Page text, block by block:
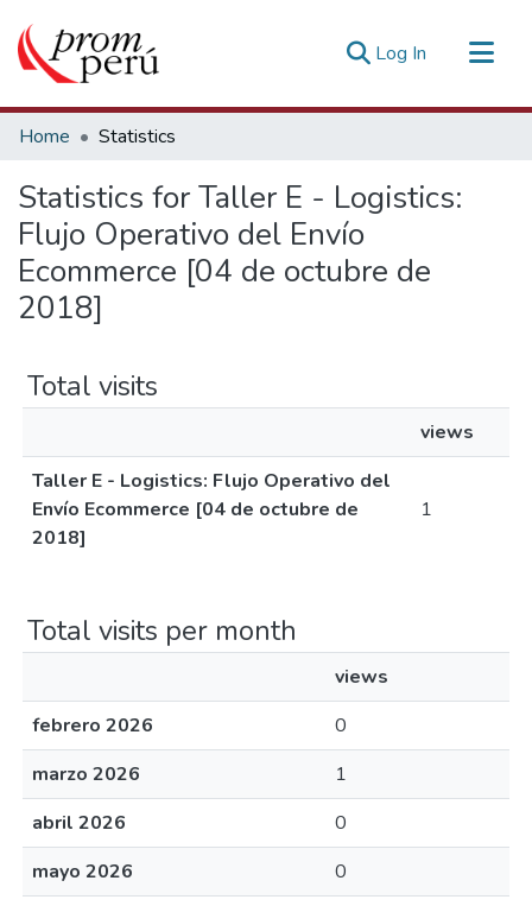
Log In (current)
Communities & Collections
Estadísticas Externas
Home Statistics
Statistics for Taller E - Logistics:
Flujo Operativo del Envío
Ecommerce [04 de octubre de
2018]
Total visits
views
Taller E - Logistics: Flujo Operativo del
Envío Ecommerce [04 de octubre de
2018]
1
Total visits per month
views
febrero 2026
0
marzo 2026
1
abril 2026
0
mayo 2026
0